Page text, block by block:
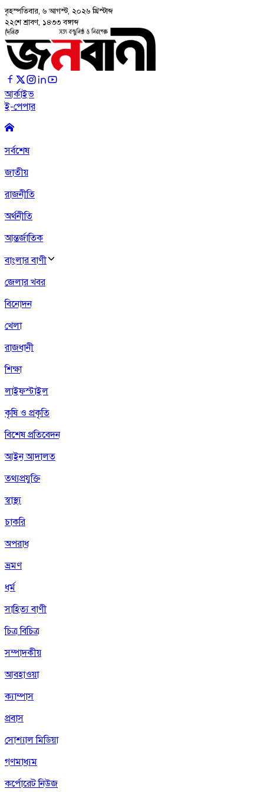
বৃহস্পতিবার, ৬ আগস্ট, ২০২৬ খ্রিস্টাব্দ
২২শে শ্রাবণ, ১৪৩৩ বঙ্গাব্দ
আর্কাইভ
ই-পেপার
সর্বশেষ
জাতীয়
রাজনীতি
অর্থনীতি
আন্তর্জাতিক
বাংলার বাণী
জেলার খবর
বিনোদন
খেলা
রাজধানী
শিক্ষা
লাইফস্টাইল
কৃষি ও প্রকৃতি
বিশেষ প্রতিবেদন
আইন আদালত
তথ্যপ্রযুক্তি
স্বাস্থ্য
চাকরি
অপরাধ
ভ্রমণ
ধর্ম
সাহিত্য বাণী
চিত্র বিচিত্র
সম্পাদকীয়
আবহাওয়া
ক্যাম্পাস
প্রবাস
সোশ্যাল মিডিয়া
গণমাধ্যম
কর্পোরেট নিউজ